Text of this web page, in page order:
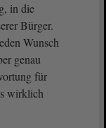
in die
Bürger.
Wunsch
genau
für
wirklich